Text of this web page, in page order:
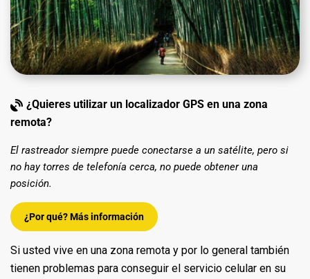
¿Quieres utilizar un localizador GPS en una zona
remota?
El rastreador siempre puede conectarse a un satélite, pero si
no hay torres de telefonía cerca, no puede obtener una
posición.
¿Por qué? Más información
Si usted vive en una zona remota y por lo general también
tienen problemas para conseguir el servicio celular en su